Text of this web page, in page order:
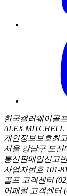
한국캘러웨이골
ALEX MITCHELL
개인정보보호최
서울 강남구 도산
통신판매업신고
사업자번호 101-
골프 고객센터
어패럴 고객센터